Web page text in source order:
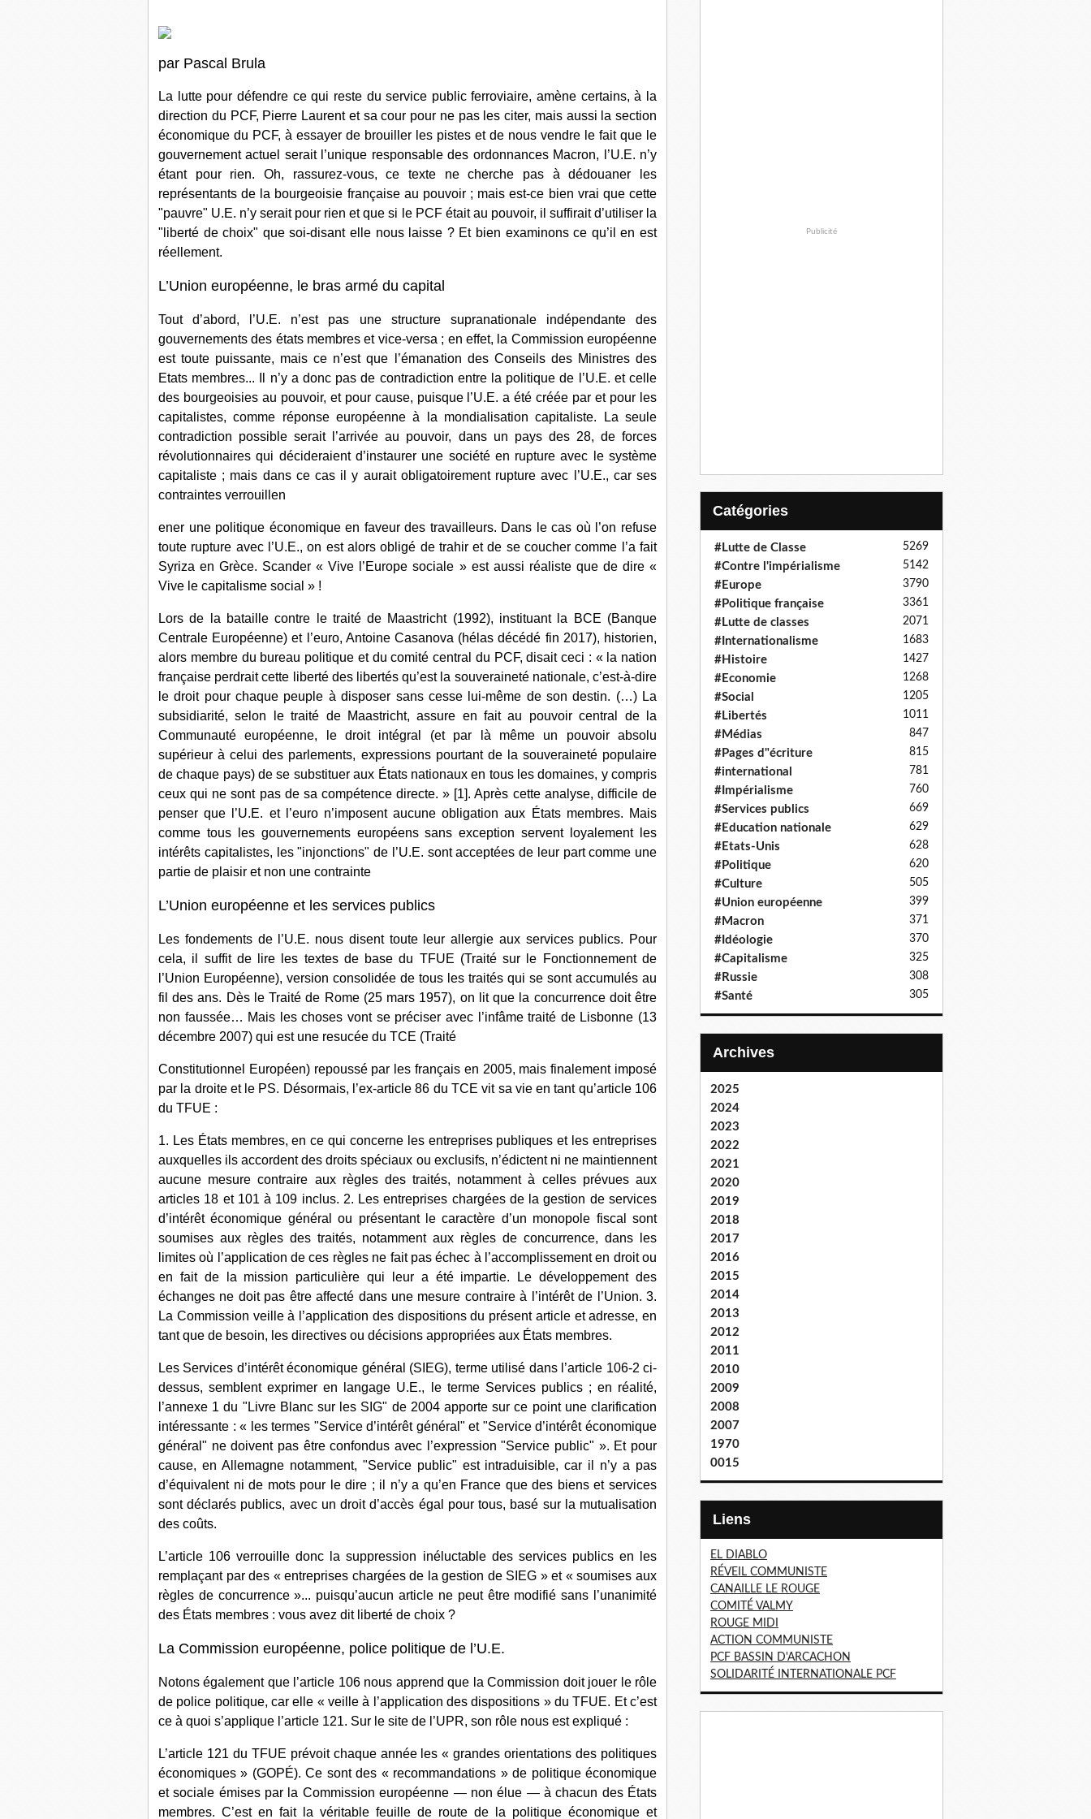
par Pascal Brula
La lutte pour défendre ce qui reste du service public ferroviaire, amène certains, à la
direction du PCF, Pierre Laurent et sa cour pour ne pas les citer, mais aussi la section
économique du PCF, à essayer de brouiller les pistes et de nous vendre le fait que le
gouvernement actuel serait l’unique responsable des ordonnances Macron, l’U.E. n’y
étant pour rien. Oh, rassurez-vous, ce texte ne cherche pas à dédouaner les
représentants de la bourgeoisie française au pouvoir ; mais est-ce bien vrai que cette
"pauvre" U.E. n’y serait pour rien et que si le PCF était au pouvoir, il suffirait d’utiliser la
"liberté de choix" que soi-disant elle nous laisse ? Et bien examinons ce qu’il en est
réellement.
L’Union européenne, le bras armé du capital
Tout d’abord, l’U.E. n’est pas une structure supranationale indépendante des
gouvernements des états membres et vice-versa ; en effet, la Commission européenne
est toute puissante, mais ce n’est que l’émanation des Conseils des Ministres des
Etats membres... Il n’y a donc pas de contradiction entre la politique de l’U.E. et celle
des bourgeoisies au pouvoir, et pour cause, puisque l’U.E. a été créée par et pour les
capitalistes, comme réponse européenne à la mondialisation capitaliste. La seule
contradiction possible serait l’arrivée au pouvoir, dans un pays des 28, de forces
révolutionnaires qui décideraient d’instaurer une société en rupture avec le système
capitaliste ; mais dans ce cas il y aurait obligatoirement rupture avec l’U.E., car ses
contraintes verrouillen
ener une politique économique en faveur des travailleurs. Dans le cas où l’on refuse
toute rupture avec l’U.E., on est alors obligé de trahir et de se coucher comme l’a fait
Syriza en Grèce. Scander « Vive l’Europe sociale » est aussi réaliste que de dire «
Vive le capitalisme social » !
Lors de la bataille contre le traité de Maastricht (1992), instituant la BCE (Banque
Centrale Européenne) et l’euro, Antoine Casanova (hélas décédé fin 2017), historien,
alors membre du bureau politique et du comité central du PCF, disait ceci : « la nation
française perdrait cette liberté des libertés qu’est la souveraineté nationale, c’est-à-dire
le droit pour chaque peuple à disposer sans cesse lui-même de son destin. (…) La
subsidiarité, selon le traité de Maastricht, assure en fait au pouvoir central de la
Communauté européenne, le droit intégral (et par là même un pouvoir absolu
supérieur à celui des parlements, expressions pourtant de la souveraineté populaire
de chaque pays) de se substituer aux États nationaux en tous les domaines, y compris
ceux qui ne sont pas de sa compétence directe. » [1]. Après cette analyse, difficile de
penser que l’U.E. et l’euro n’imposent aucune obligation aux États membres. Mais
comme tous les gouvernements européens sans exception servent loyalement les
intérêts capitalistes, les "injonctions" de l’U.E. sont acceptées de leur part comme une
partie de plaisir et non une contrainte
L’Union européenne et les services publics
Les fondements de l’U.E. nous disent toute leur allergie aux services publics. Pour
cela, il suffit de lire les textes de base du TFUE (Traité sur le Fonctionnement de
l’Union Européenne), version consolidée de tous les traités qui se sont accumulés au
fil des ans. Dès le Traité de Rome (25 mars 1957), on lit que la concurrence doit être
non faussée… Mais les choses vont se préciser avec l’infâme traité de Lisbonne (13
décembre 2007) qui est une resucée du TCE (Traité
Constitutionnel Européen) repoussé par les français en 2005, mais finalement imposé
par la droite et le PS. Désormais, l’ex-article 86 du TCE vit sa vie en tant qu’article 106
du TFUE :
1. Les États membres, en ce qui concerne les entreprises publiques et les entreprises
auxquelles ils accordent des droits spéciaux ou exclusifs, n’édictent ni ne maintiennent
aucune mesure contraire aux règles des traités, notamment à celles prévues aux
articles 18 et 101 à 109 inclus. 2. Les entreprises chargées de la gestion de services
d’intérêt économique général ou présentant le caractère d’un monopole fiscal sont
soumises aux règles des traités, notamment aux règles de concurrence, dans les
limites où l’application de ces règles ne fait pas échec à l’accomplissement en droit ou
en fait de la mission particulière qui leur a été impartie. Le développement des
échanges ne doit pas être affecté dans une mesure contraire à l’intérêt de l’Union. 3.
La Commission veille à l’application des dispositions du présent article et adresse, en
tant que de besoin, les directives ou décisions appropriées aux États membres.
Les Services d’intérêt économique général (SIEG), terme utilisé dans l’article 106-2 ci-
dessus, semblent exprimer en langage U.E., le terme Services publics ; en réalité,
l’annexe 1 du "Livre Blanc sur les SIG" de 2004 apporte sur ce point une clarification
intéressante : « les termes "Service d’intérêt général" et "Service d’intérêt économique
général" ne doivent pas être confondus avec l’expression "Service public" ». Et pour
cause, en Allemagne notamment, "Service public" est intraduisible, car il n’y a pas
d’équivalent ni de mots pour le dire ; il n’y a qu’en France que des biens et services
sont déclarés publics, avec un droit d’accès égal pour tous, basé sur la mutualisation
des coûts.
L’article 106 verrouille donc la suppression inéluctable des services publics en les
remplaçant par des « entreprises chargées de la gestion de SIEG » et « soumises aux
règles de concurrence »... puisqu’aucun article ne peut être modifié sans l’unanimité
des États membres : vous avez dit liberté de choix ?
La Commission européenne, police politique de l’U.E.
Notons également que l’article 106 nous apprend que la Commission doit jouer le rôle
de police politique, car elle « veille à l’application des dispositions » du TFUE. Et c’est
ce à quoi s’applique l’article 121. Sur le site de l’UPR, son rôle nous est expliqué :
L’article 121 du TFUE prévoit chaque année les « grandes orientations des politiques
économiques » (GOPÉ). Ce sont des « recommandations » de politique économique
et sociale émises par la Commission européenne — non élue — à chacun des États
membres. C’est en fait la véritable feuille de route de la politique économique et
Publicité
Catégories
#Lutte de Classe 5269
#Contre l'impérialisme 5142
#Europe 3790
#Politique française 3361
#Lutte de classes 2071
#Internationalisme 1683
#Histoire 1427
#Economie 1268
#Social 1205
#Libertés 1011
#Médias 847
#Pages d"écriture 815
#international 781
#Impérialisme 760
#Services publics 669
#Education nationale 629
#Etats-Unis 628
#Politique 620
#Culture 505
#Union européenne 399
#Macron 371
#Idéologie 370
#Capitalisme 325
#Russie 308
#Santé 305
Archives
2025
2024
2023
2022
2021
2020
2019
2018
2017
2016
2015
2014
2013
2012
2011
2010
2009
2008
2007
1970
0015
Liens
EL DIABLO
RÉVEIL COMMUNISTE
CANAILLE LE ROUGE
COMITÉ VALMY
ROUGE MIDI
ACTION COMMUNISTE
PCF BASSIN D'ARCACHON
SOLIDARITÉ INTERNATIONALE PCF